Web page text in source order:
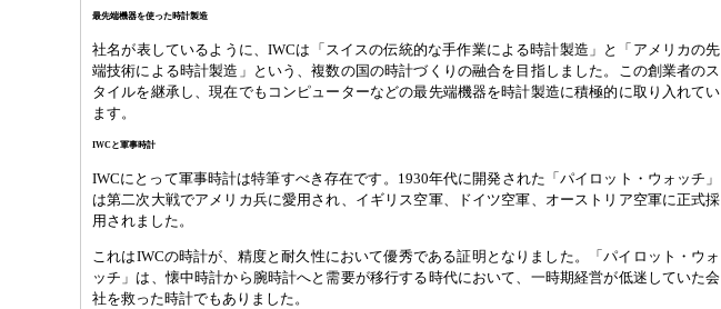
最先端機器を使った時計製造
社名が表しているように、IWCは「スイスの伝統的な手作業による時計製造」と「アメリカの先
端技術による時計製造」という、複数の国の時計づくりの融合を目指しました。この創業者のス
タイルを継承し、現在でもコンピューターなどの最先端機器を時計製造に積極的に取り入れてい
ます。
IWCと軍事時計
IWCにとって軍事時計は特筆すべき存在です。1930年代に開発された「パイロット・ウォッチ」
は第二次大戦でアメリカ兵に愛用され、イギリス空軍、ドイツ空軍、オーストリア空軍に正式採
用されました。
これはIWCの時計が、精度と耐久性において優秀である証明となりました。「パイロット・ウォ
ッチ」は、懐中時計から腕時計へと需要が移行する時代において、一時期経営が低迷していた会
社を救った時計でもありました。